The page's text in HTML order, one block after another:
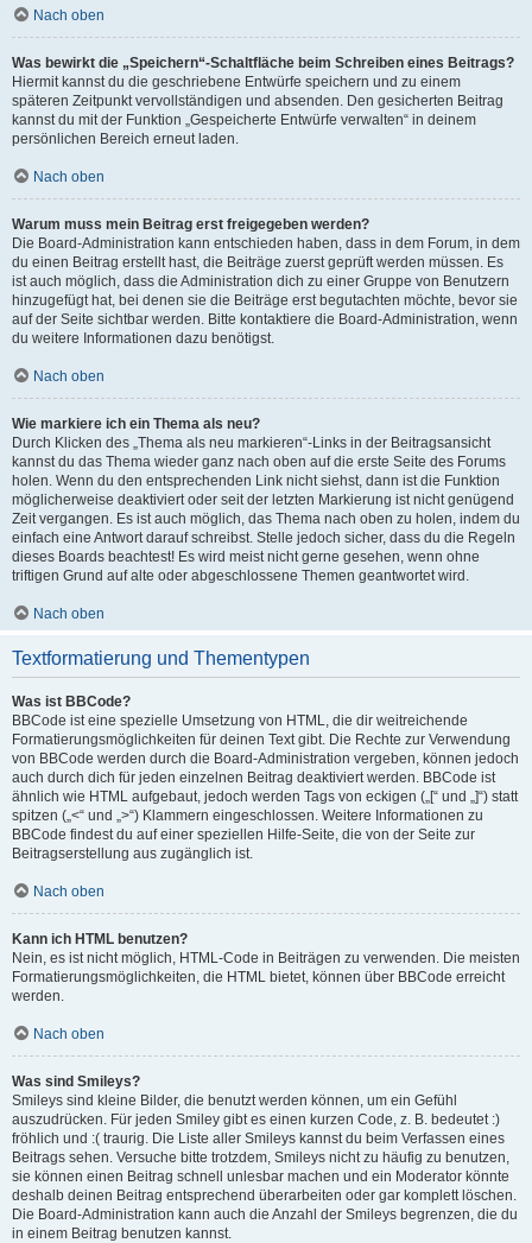
Nach oben
Was bewirkt die „Speichern“-Schaltfläche beim Schreiben eines Beitrags?
Hiermit kannst du die geschriebene Entwürfe speichern und zu einem
späteren Zeitpunkt vervollständigen und absenden. Den gesicherten Beitrag
kannst du mit der Funktion „Gespeicherte Entwürfe verwalten“ in deinem
persönlichen Bereich erneut laden.
Nach oben
Warum muss mein Beitrag erst freigegeben werden?
Die Board-Administration kann entschieden haben, dass in dem Forum, in dem
du einen Beitrag erstellt hast, die Beiträge zuerst geprüft werden müssen. Es
ist auch möglich, dass die Administration dich zu einer Gruppe von Benutzern
hinzugefügt hat, bei denen sie die Beiträge erst begutachten möchte, bevor sie
auf der Seite sichtbar werden. Bitte kontaktiere die Board-Administration, wenn
du weitere Informationen dazu benötigst.
Nach oben
Wie markiere ich ein Thema als neu?
Durch Klicken des „Thema als neu markieren“-Links in der Beitragsansicht
kannst du das Thema wieder ganz nach oben auf die erste Seite des Forums
holen. Wenn du den entsprechenden Link nicht siehst, dann ist die Funktion
möglicherweise deaktiviert oder seit der letzten Markierung ist nicht genügend
Zeit vergangen. Es ist auch möglich, das Thema nach oben zu holen, indem du
einfach eine Antwort darauf schreibst. Stelle jedoch sicher, dass du die Regeln
dieses Boards beachtest! Es wird meist nicht gerne gesehen, wenn ohne
triftigen Grund auf alte oder abgeschlossene Themen geantwortet wird.
Nach oben
Textformatierung und Thementypen
Was ist BBCode?
BBCode ist eine spezielle Umsetzung von HTML, die dir weitreichende
Formatierungsmöglichkeiten für deinen Text gibt. Die Rechte zur Verwendung
von BBCode werden durch die Board-Administration vergeben, können jedoch
auch durch dich für jeden einzelnen Beitrag deaktiviert werden. BBCode ist
ähnlich wie HTML aufgebaut, jedoch werden Tags von eckigen („[“ und „]“) statt
spitzen („<“ und „>“) Klammern eingeschlossen. Weitere Informationen zu
BBCode findest du auf einer speziellen Hilfe-Seite, die von der Seite zur
Beitragserstellung aus zugänglich ist.
Nach oben
Kann ich HTML benutzen?
Nein, es ist nicht möglich, HTML-Code in Beiträgen zu verwenden. Die meisten
Formatierungsmöglichkeiten, die HTML bietet, können über BBCode erreicht
werden.
Nach oben
Was sind Smileys?
Smileys sind kleine Bilder, die benutzt werden können, um ein Gefühl
auszudrücken. Für jeden Smiley gibt es einen kurzen Code, z. B. bedeutet :)
fröhlich und :( traurig. Die Liste aller Smileys kannst du beim Verfassen eines
Beitrags sehen. Versuche bitte trotzdem, Smileys nicht zu häufig zu benutzen,
sie können einen Beitrag schnell unlesbar machen und ein Moderator könnte
deshalb deinen Beitrag entsprechend überarbeiten oder gar komplett löschen.
Die Board-Administration kann auch die Anzahl der Smileys begrenzen, die du
in einem Beitrag benutzen kannst.